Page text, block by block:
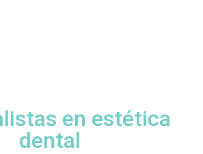
en estética
dental